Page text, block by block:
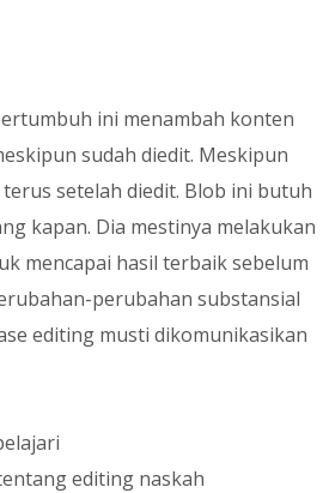
ini menambah konten
sudah diedit. Meskipun
setelah diedit. Blob ini butuh
kapan. Dia mestinya melakukan
mencapai hasil terbaik sebelum
perubahan substansial
editing musti dikomunikasikan
editing naskah